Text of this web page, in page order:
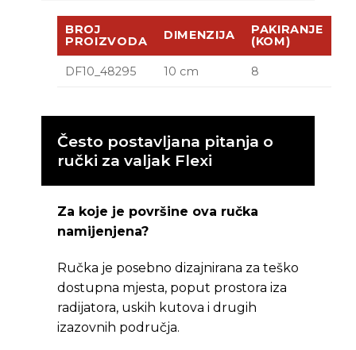
BROJ
PROIZVODA
DIMENZIJA
PAKIRANJE
(KOM)
DF10_48295 10 cm 8
Često postavljana pitanja o
ručki za valjak Flexi
Za koje je površine ova ručka
namijenjena?
Ručka je posebno dizajnirana za teško
dostupna mjesta, poput prostora iza
radijatora, uskih kutova i drugih
izazovnih područja.